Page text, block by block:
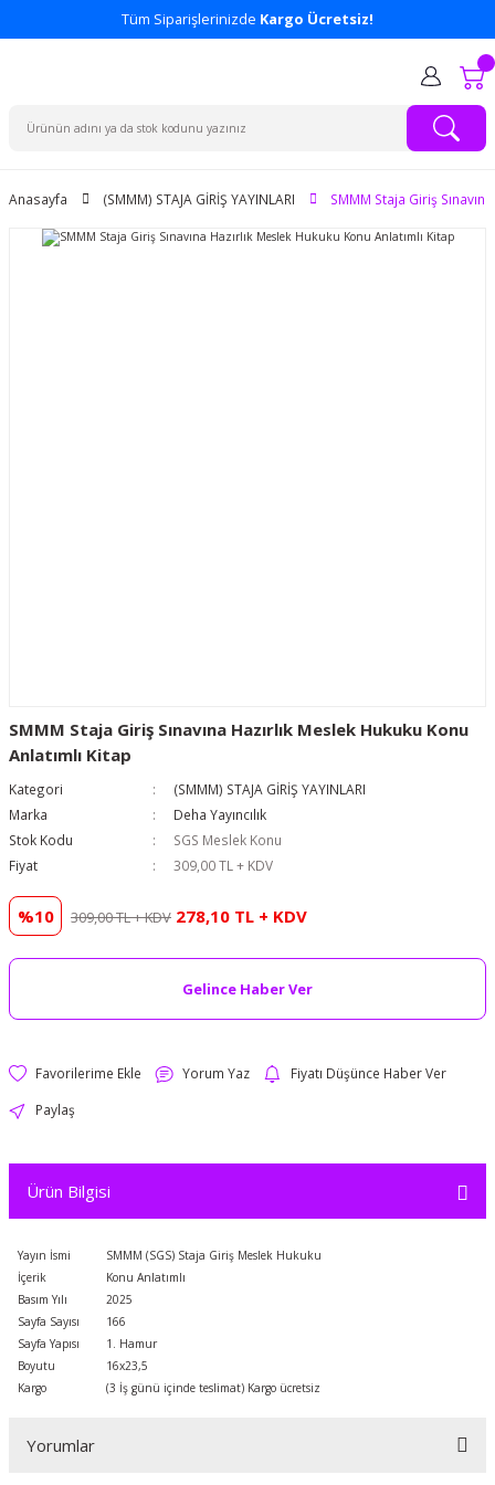
Tüm Siparişlerinizde Kargo Ücretsiz!
Anasayfa (SMMM) STAJA GİRİŞ YAYINLARI SMMM Staja Giriş
SMMM Staja Giriş Sınavına Hazırlık Meslek Hukuku Konu
Anlatımlı Kitap
Kategori
(SMMM) STAJA GİRİŞ YAYINLARI
Marka
Deha Yayıncılık
Stok Kodu
SGS Meslek Konu
Fiyat
309,00 TL + KDV
%10 309,00 TL + KDV 278,10 TL + KDV
Gelince Haber Ver
Yorum Yaz Fiyatı Düşünce Haber Ver
Paylaş
Ürün Bilgisi
Yayın İsmi
SMMM (SGS) Staja Giriş Meslek Hukuku
İçerik
Konu Anlatımlı
Basım Yılı
2025
Sayfa Sayısı
166
Sayfa Yapısı
1. Hamur
Boyutu
16x23,5
Kargo
(3 İş günü içinde teslimat) Kargo ücretsiz
Yorumlar